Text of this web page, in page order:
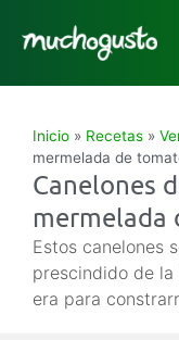
Inicio » Recetas »
mermelada de
Canelones
mermelada
Estos canelones
prescindido de la
era para